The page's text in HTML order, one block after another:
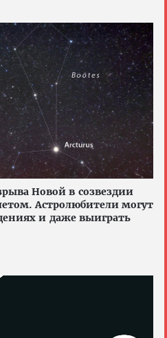
Новой в созвездии
Астролюбители могут
и даже выиграть